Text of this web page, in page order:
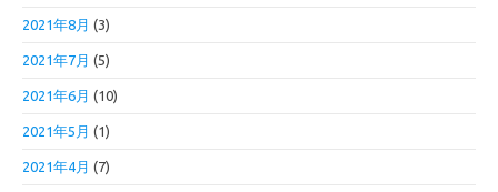
2021年8月 (3)
2021年7月 (5)
2021年6月 (10)
2021年5月 (1)
2021年4月 (7)